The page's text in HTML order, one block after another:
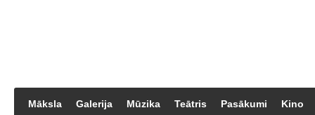
Māksla Galerija Mūzika Teātris Pasākumi Kino